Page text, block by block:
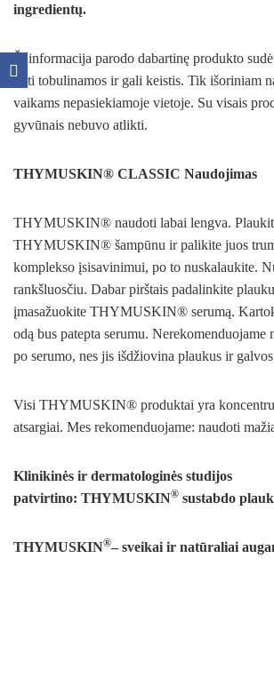
ingredientų.
Ši informacija parodo dabartinę produkto
būti tobulinamos ir gali keistis. Tik išoriniam
vaikams nepasiekiamoje vietoje. Su visais
gyvūnais nebuvo atlikti.
THYMUSKIN® CLASSIC Naudojimas
THYMUSKIN® naudoti labai lengva.
THYMUSKIN® šampūnu ir palikite juos
komplekso įsisavinimui, po to nuskalaukite.
rankšluosčiu. Dabar pirštais padalinkite
įmasažuokite THYMUSKIN® serumą.
odą bus patepta serumu.
po serumo, nes jis išdžiovina plaukus ir
Visi THYMUSKIN® produktai yra
atsargiai. Mes rekomenduojame: naudoti
Klinikinės ir dermatologinės studijos
patvirtino: THYMUSKIN® sustabdo
THYMUSKIN®– sveikai ir natūraliai